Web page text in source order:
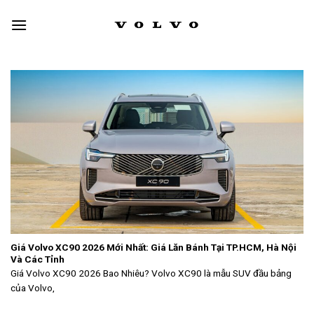
Giá Volvo XC90 2026 Mới Nhất: Giá Lăn Bánh Tại TP.HCM, Hà Nội
Và Các Tỉnh
Giá Volvo XC90 2026 Bao Nhiêu? Volvo XC90 là mẫu SUV đầu bảng
của Volvo,